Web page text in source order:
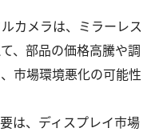
カメラは、ミラーレス
、部品の価格高騰や調
市場環境悪化の可能性
は、ディスプレイ市場